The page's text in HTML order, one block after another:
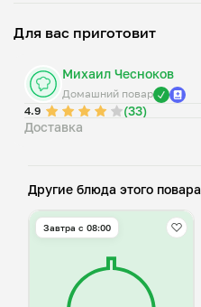
Для вас приготовит
Михаил Чесноков
Домашний повар
4.9
(33)
Доставка
Другие блюда этого повара
Завтра c 08:00